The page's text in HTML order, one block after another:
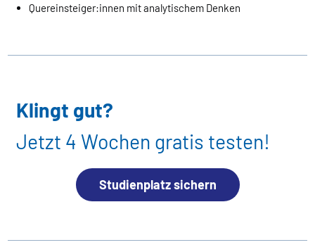
Quereinsteiger:innen mit analytischem Denken
Klingt gut?
Jetzt 4 Wochen gratis testen!
Studienplatz sichern